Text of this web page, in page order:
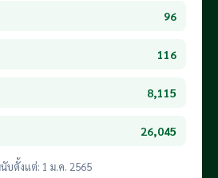
96
116
8,115
26,045
นับตั้งแต่: 1 ม.ค. 2565